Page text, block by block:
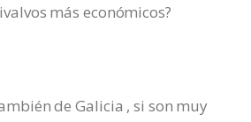
más económicos?
de Galicia , si son muy